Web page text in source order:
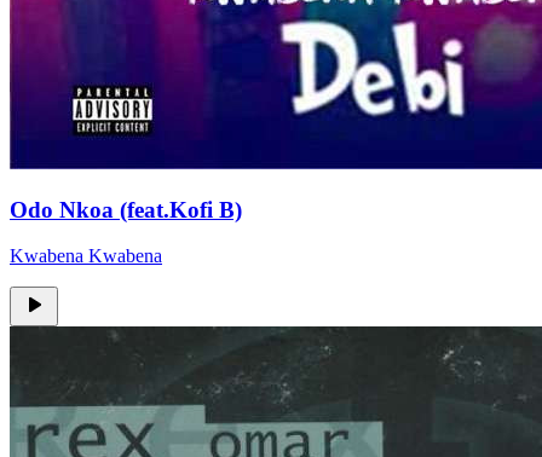
Odo Nkoa (feat.Kofi B)
Kwabena Kwabena